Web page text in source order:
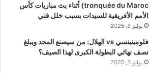
tronquée du Maroc) أثناء بث مباريات كأس
الأمم الأفريقية للسيدات بسبب خلل فني
يوليو 8, 2025
فلومينينسي vs الهلال: من سيصنع المجد ويبلغ
نصف نهائي البطولة الكبرى لهذا الصيف؟
يوليو 3, 2025